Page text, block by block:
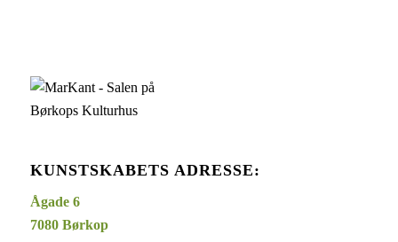
KUNSTSKABETS ADRESSE:
Ågade 6
7080 Børkop